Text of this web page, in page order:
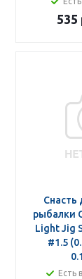
535
Снасть
рыбалки
Light Jig
#1.5
Есть